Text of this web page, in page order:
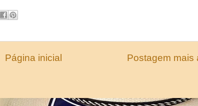
Postagem mais
Página inicial